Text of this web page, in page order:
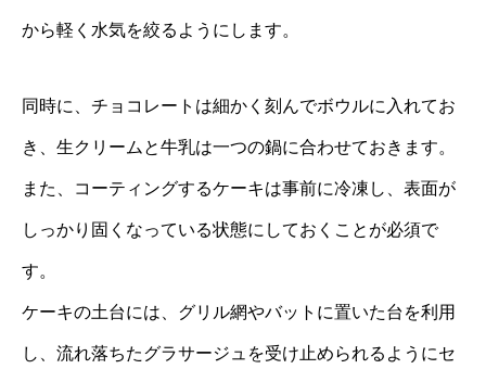
から軽く水気を絞るようにします。
同時に、チョコレートは細かく刻んでボウルに入れてお
き、生クリームと牛乳は一つの鍋に合わせておきます。
また、コーティングするケーキは事前に冷凍し、表面が
しっかり固くなっている状態にしておくことが必須で
す。
ケーキの土台には、グリル網やバットに置いた台を利用
し、流れ落ちたグラサージュを受け止められるようにセ